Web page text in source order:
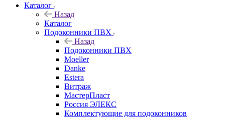
Каталог
Назад
Каталог
Подоконники ПВХ
Назад
Подоконники ПВХ
Moeller
Danke
Estera
Витраж
МастерПласт
Россия ЭЛЕКС
Комплектующие для подоконников